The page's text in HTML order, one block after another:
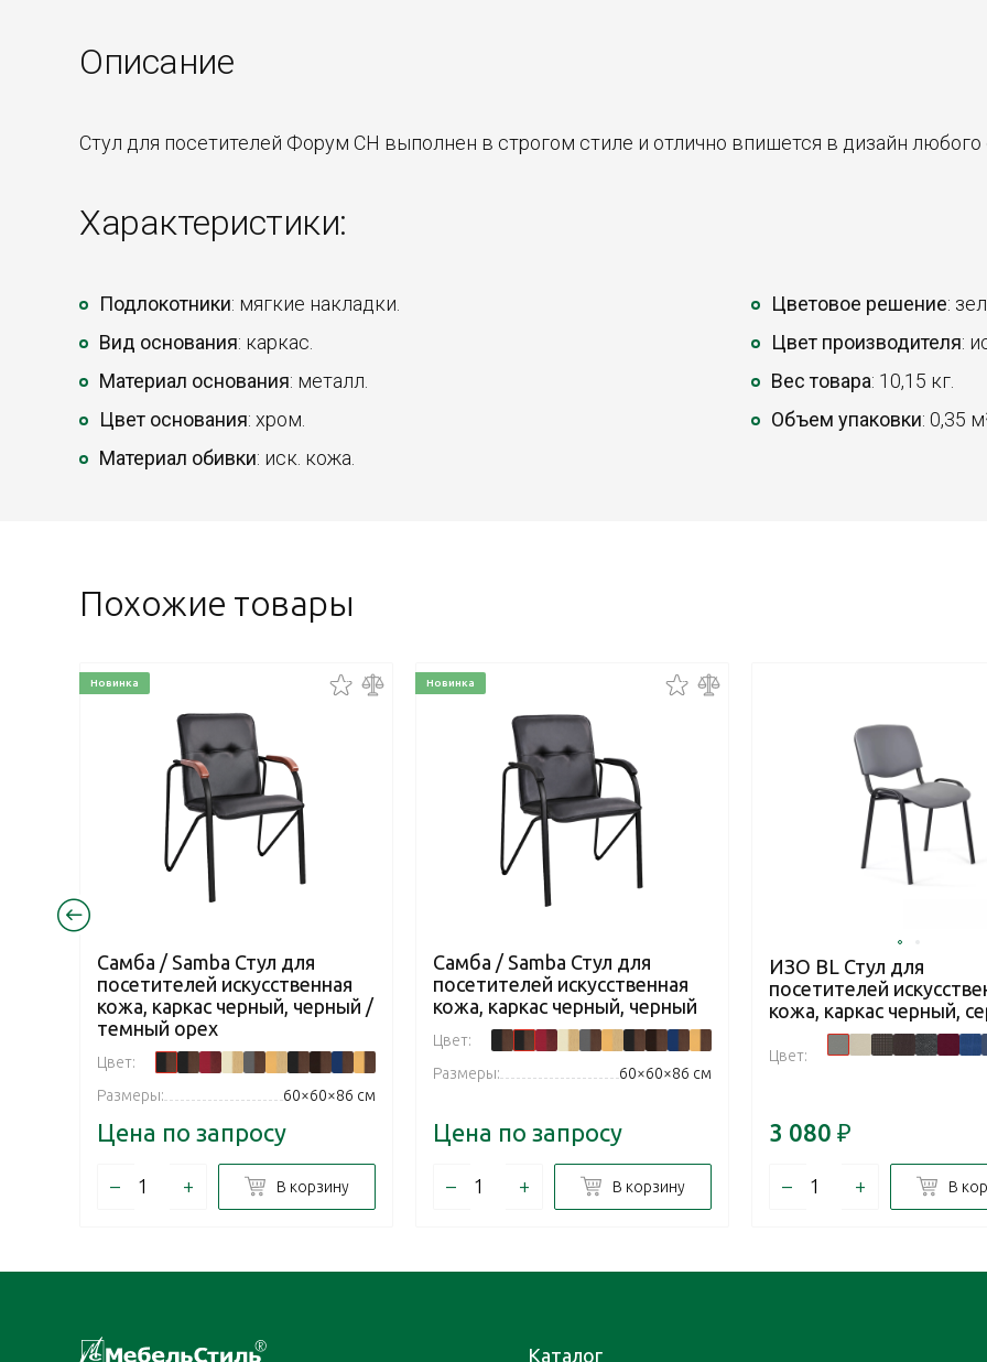
Описание
Стул для посетителей Форум CH выполнен в строгом стиле и отлично впишется в дизайн любого
Характеристики:
Подлокотники: мягкие накладки.
Вид основания: каркас.
Материал основания: металл.
Цвет основания: хром.
Материал обивки: иск. кожа.
Цветовое решение:
Цвет производителя:
Вес товара: 10,15 кг.
Объем упаковки: 0,35 м
Похожие товары
Новинка
Самба / Samba Стул для
посетителей искусственная
кожа, каркас черный, черный /
темный орех
Цвет:
Размеры:
60×60×86 см
Цена по запросу
– + В корзину
Новинка
Самба / Samba Стул для
посетителей искусственная
кожа, каркас черный, черный
Цвет:
Размеры:
60×60×86 см
Цена по запросу
– + В корзину
ИЗО BL Стул для
посетителей
кожа, каркас черный,
Цвет:
3 080 ₽
– + В
Каталог